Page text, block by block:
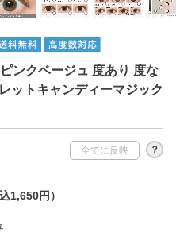
ンクベージュ 度あり 度な
ットキャンディーマジック
全てに反映 ？
込1,650円）